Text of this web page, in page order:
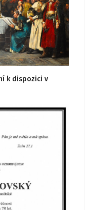
k dispozici v